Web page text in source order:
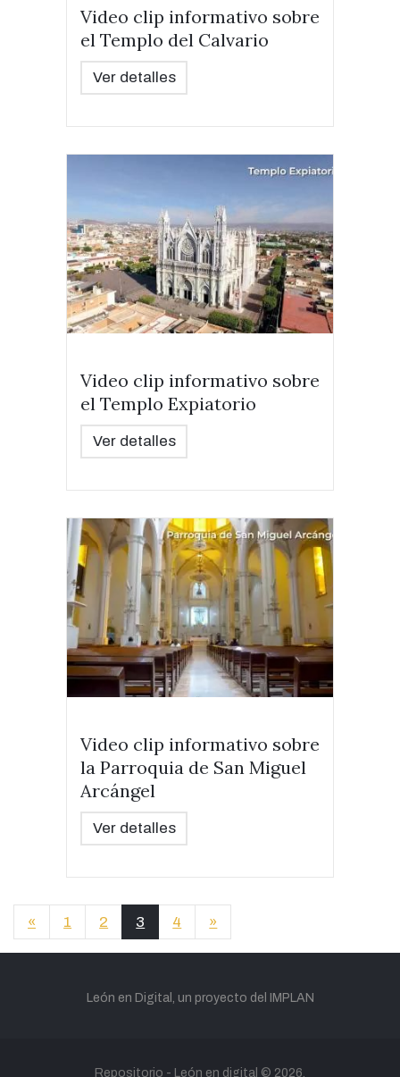
Video clip informativo sobre
el Templo del Calvario
Ver detalles
Video clip informativo sobre
el Templo Expiatorio
Ver detalles
Video clip informativo sobre
la Parroquia de San Miguel
Arcángel
Ver detalles
« 1 2 3 4 »
León en Digital, un proyecto del IMPLAN
Repositorio - León en digital © 2026.